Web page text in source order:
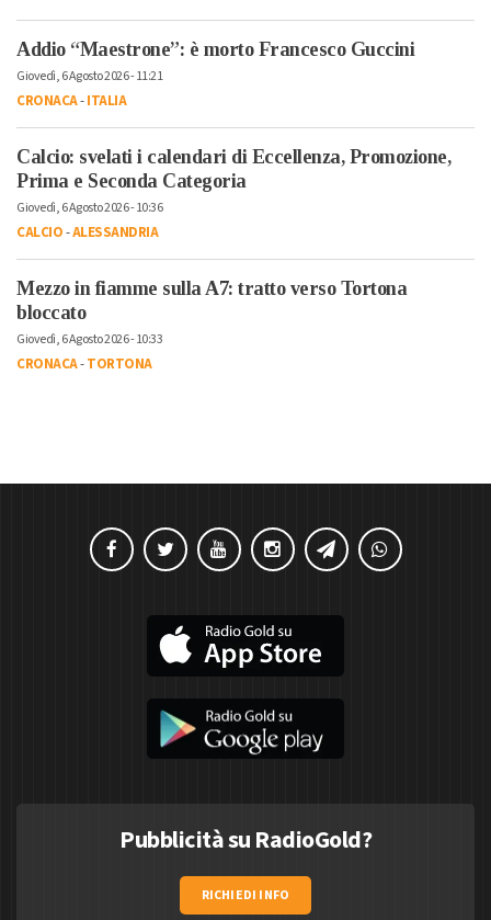
Addio “Maestrone”: è morto Francesco Guccini
Giovedì, 6 Agosto 2026 - 11:21
CRONACA-ITALIA
Calcio: svelati i calendari di Eccellenza, Promozione,
Prima e Seconda Categoria
Giovedì, 6 Agosto 2026 - 10:36
CALCIO-ALESSANDRIA
Mezzo in fiamme sulla A7: tratto verso Tortona
bloccato
Giovedì, 6 Agosto 2026 - 10:33
CRONACA-TORTONA
Pubblicità su RadioGold?
RICHIEDI INFO